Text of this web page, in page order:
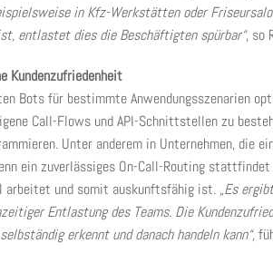
in Kfz-Werkstätten oder
entlastet dies die Beschäftigten spürbar“, so
Kundenzufriedenheit
Bots für bestimmte Anwendungsszenarien
Call-Flows und API-Schnittstellen zu
Unter anderem in Unternehmen, die
ein zuverlässiges On-Call-Routing
arbeitet und somit auskunftsfähig ist. „Es
Entlastung des Teams. Die
erkennt und danach handeln kann“,